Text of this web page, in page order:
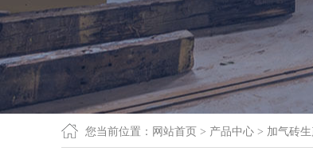
您当前位置： 网站首页 > 产品中心 > 加气砖